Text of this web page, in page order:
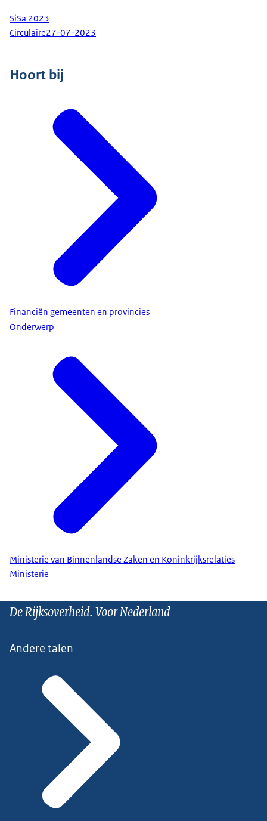
SiSa 2023
Circulaire27-07-2023
Hoort bij
Financiën gemeenten en provincies
Onderwerp
Ministerie van Binnenlandse Zaken en Koninkrijksrelaties
Ministerie
De Rijksoverheid. Voor Nederland
Andere talen